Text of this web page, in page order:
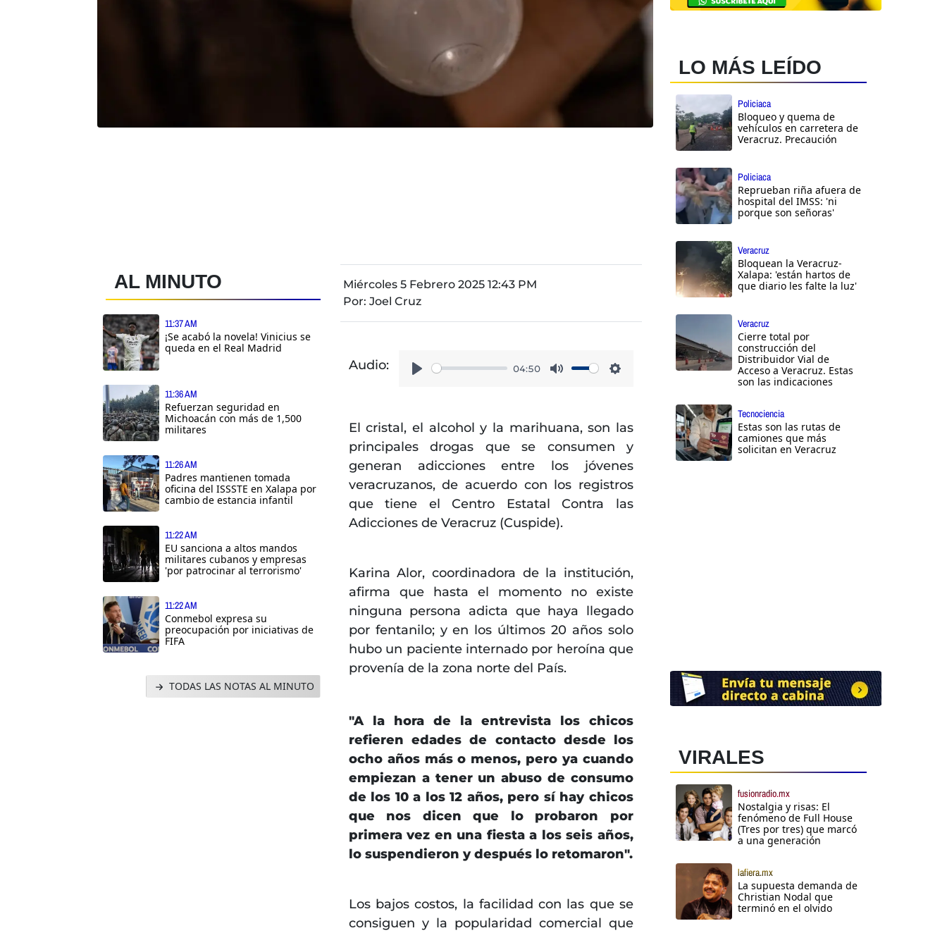
AL MINUTO
11:37 AM
¡Se acabó la novela! Vinicius se
queda en el Real Madrid
11:36 AM
Refuerzan seguridad en
Michoacán con más de 1,500
militares
11:26 AM
Padres mantienen tomada
oficina del ISSSTE en Xalapa por
cambio de estancia infantil
11:22 AM
EU sanciona a altos mandos
militares cubanos y empresas
'por patrocinar al terrorismo'
11:22 AM
Conmebol expresa su
preocupación por iniciativas de
FIFA
TODAS LAS NOTAS AL MINUTO
Miércoles 5 Febrero 2025 12:43 PM
Por: Joel Cruz
Audio:
04:50
El cristal, el alcohol y la marihuana, son las
principales drogas que se consumen y
generan adicciones entre los jóvenes
veracruzanos, de acuerdo con los registros
que tiene el Centro Estatal Contra las
Adicciones de Veracruz (Cuspide).
Karina Alor, coordinadora de la institución,
afirma que hasta el momento no existe
ninguna persona adicta que haya llegado
por fentanilo; y en los últimos 20 años solo
hubo un paciente internado por heroína que
provenía de la zona norte del País.
"A la hora de la entrevista los chicos
refieren edades de contacto desde los
ocho años más o menos, pero ya cuando
empiezan a tener un abuso de consumo
de los 10 a los 12 años, pero sí hay chicos
que nos dicen que lo probaron por
primera vez en una fiesta a los seis años,
lo suspendieron y después lo retomaron".
Los bajos costos, la facilidad con las que se
consiguen y la popularidad comercial que
LO MÁS LEÍDO
Policiaca
Bloqueo y quema de
vehículos en carretera de
Veracruz. Precaución
Policiaca
Reprueban riña afuera de
hospital del IMSS: 'ni
porque son señoras'
Veracruz
Bloquean la Veracruz-
Xalapa: 'están hartos de
que diario les falte la luz'
Veracruz
Cierre total por
construcción del
Distribuidor Vial de
Acceso a Veracruz. Estas
son las indicaciones
Tecnociencia
Estas son las rutas de
camiones que más
solicitan en Veracruz
VIRALES
fusionradio.mx
Nostalgia y risas: El
fenómeno de Full House
(Tres por tres) que marcó
a una generación
lafiera.mx
La supuesta demanda de
Christian Nodal que
terminó en el olvido